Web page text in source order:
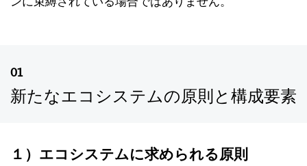
01
新たなエコシステムの原則と構成要素
１）エコシステムに求められる原則